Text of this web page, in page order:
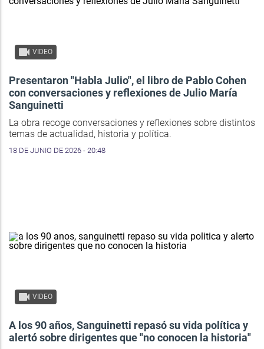
VIDEO
Presentaron "Habla Julio", el libro de Pablo Cohen
con conversaciones y reflexiones de Julio María
Sanguinetti
La obra recoge conversaciones y reflexiones sobre distintos
temas de actualidad, historia y política.
18 DE JUNIO DE 2026 - 20:48
VIDEO
A los 90 años, Sanguinetti repasó su vida política y
alertó sobre dirigentes que "no conocen la historia"